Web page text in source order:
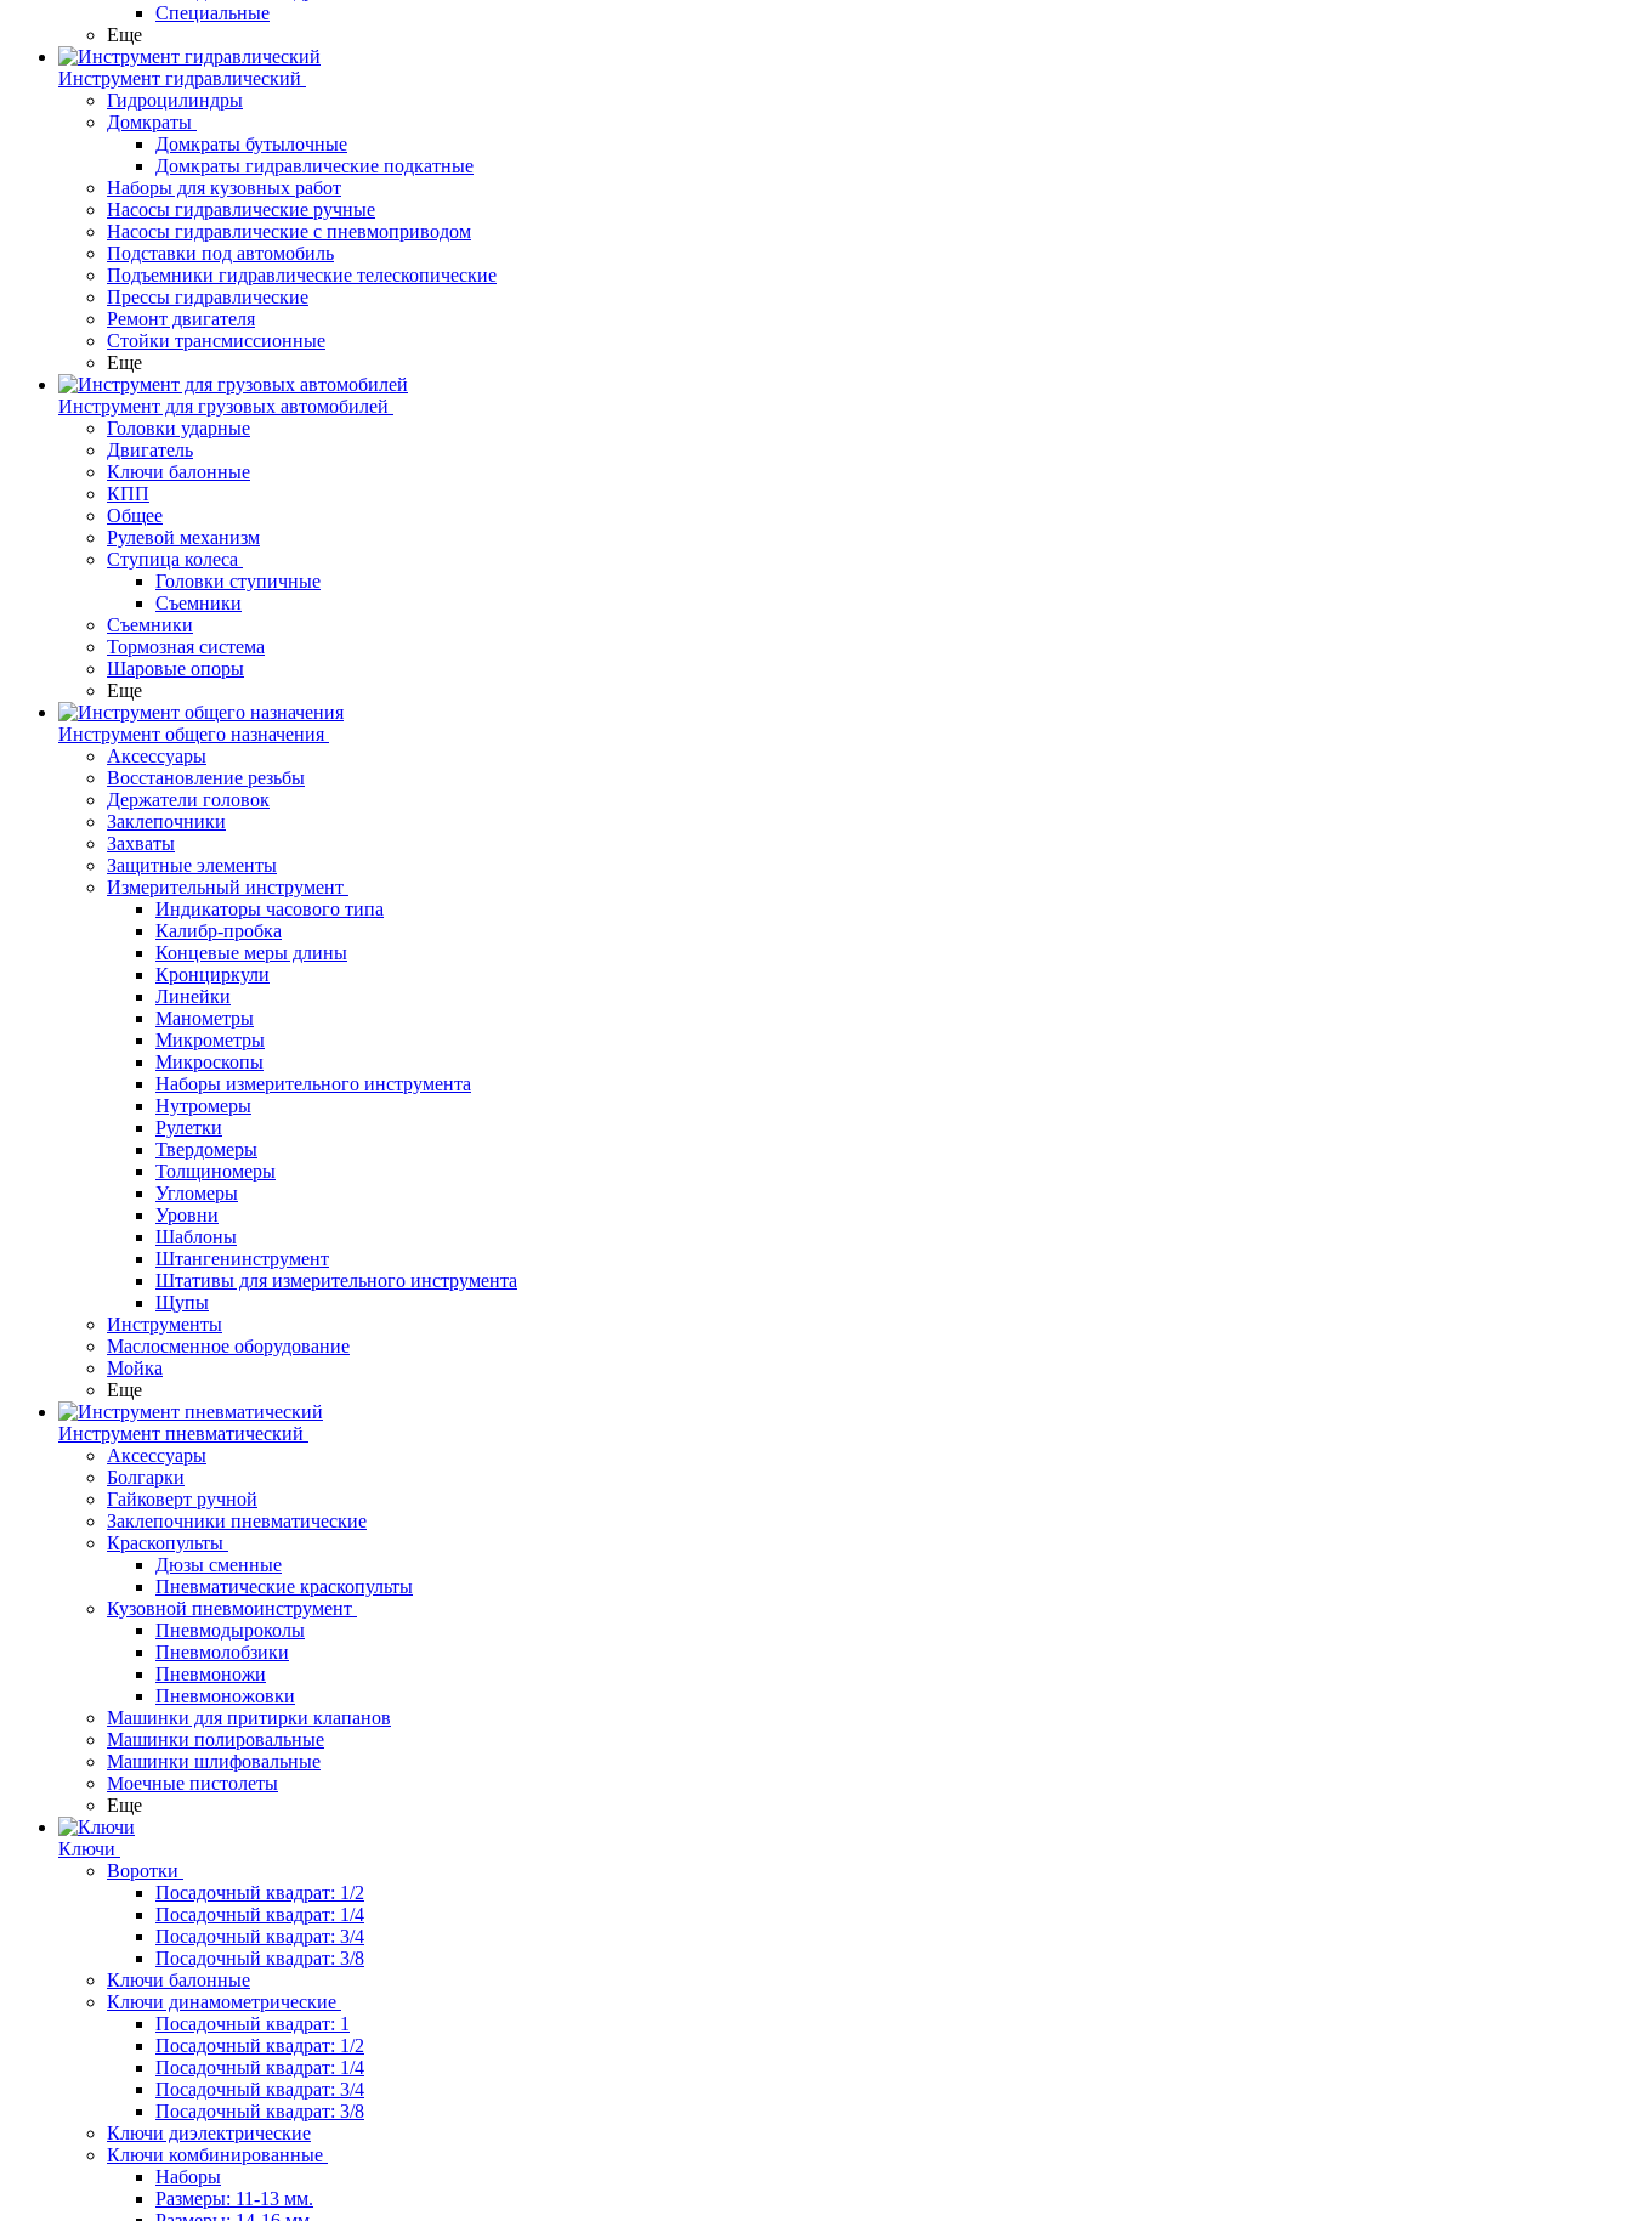
Специальные
Еще
Инструмент гидравлический
Гидроцилиндры
Домкраты
Домкраты бутылочные
Домкраты гидравлические подкатные
Наборы для кузовных работ
Насосы гидравлические ручные
Насосы гидравлические с пневмоприводом
Подставки под автомобиль
Подъемники гидравлические телескопические
Прессы гидравлические
Ремонт двигателя
Стойки трансмиссионные
Еще
Инструмент для грузовых автомобилей
Головки ударные
Двигатель
Ключи балонные
КПП
Общее
Рулевой механизм
Ступица колеса
Головки ступичные
Съемники
Съемники
Тормозная система
Шаровые опоры
Еще
Инструмент общего назначения
Аксессуары
Восстановление резьбы
Держатели головок
Заклепочники
Захваты
Защитные элементы
Измерительный инструмент
Индикаторы часового типа
Калибр-пробка
Концевые меры длины
Кронциркули
Линейки
Манометры
Микрометры
Микроскопы
Наборы измерительного инструмента
Нутромеры
Рулетки
Твердомеры
Толщиномеры
Угломеры
Уровни
Шаблоны
Штангенинструмент
Штативы для измерительного инструмента
Щупы
Инструменты
Маслосменное оборудование
Мойка
Еще
Инструмент пневматический
Аксессуары
Болгарки
Гайковерт ручной
Заклепочники пневматические
Краскопульты
Дюзы сменные
Пневматические краскопульты
Кузовной пневмоинструмент
Пневмодыроколы
Пневмолобзики
Пневмоножи
Пневмоножовки
Машинки для притирки клапанов
Машинки полировальные
Машинки шлифовальные
Моечные пистолеты
Еще
Ключи
Воротки
Посадочный квадрат: 1/2
Посадочный квадрат: 1/4
Посадочный квадрат: 3/4
Посадочный квадрат: 3/8
Ключи балонные
Ключи динамометрические
Посадочный квадрат: 1
Посадочный квадрат: 1/2
Посадочный квадрат: 1/4
Посадочный квадрат: 3/4
Посадочный квадрат: 3/8
Ключи диэлектрические
Ключи комбинированные
Наборы
Размеры: 11-13 мм.